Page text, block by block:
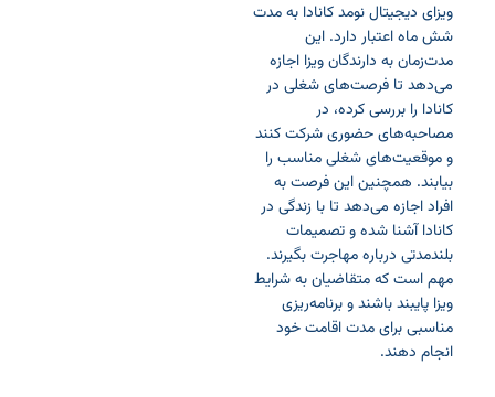
ویزای دیجیتال نومد کانادا به مدت
شش ماه اعتبار دارد. این
مدت‌زمان به دارندگان ویزا اجازه
می‌دهد تا فرصت‌های شغلی در
کانادا را بررسی کرده، در
مصاحبه‌های حضوری شرکت کنند
و موقعیت‌های شغلی مناسب را
بیابند. همچنین این فرصت به
افراد اجازه می‌دهد تا با زندگی در
کانادا آشنا شده و تصمیمات
بلندمدتی درباره مهاجرت بگیرند.
مهم است که متقاضیان به شرایط
ویزا پایبند باشند و برنامه‌ریزی
مناسبی برای مدت اقامت خود
انجام دهند.